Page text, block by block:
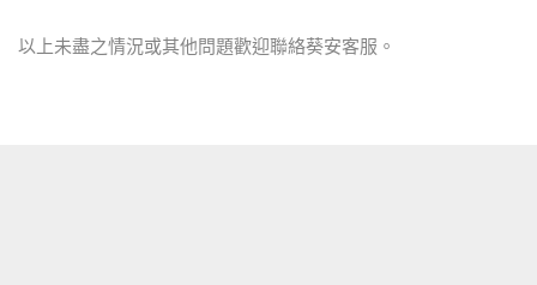
以上未盡之情況或其他問題歡迎聯絡葵安客服。